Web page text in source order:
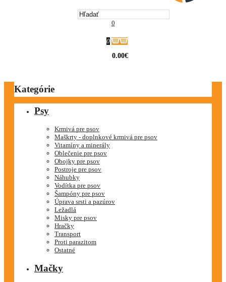
0
0
0.00€
Kategórie
Psy
Krmivá pre psov
Maškrty - doplnkové krmivá pre psov
Vitamíny a minerály
Oblečenie pre psov
Obojky pre psov
Postroje pre psov
Náhubky
Vodítka pre psov
Šampóny pre psov
Úprava srsti a pazúrov
Ležadlá
Misky pre psov
Hračky
Transport
Proti parazitom
Ostatné
Mačky